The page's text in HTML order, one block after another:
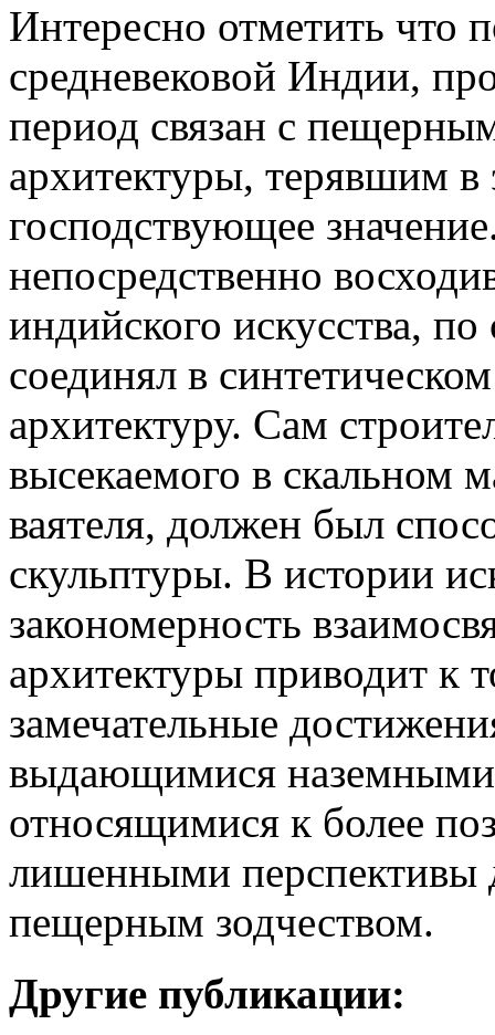
Интересно отметить что
средневековой Индии,
период связан с
архитектуры, терявшим в
господствующее
непосредственно
индийского искусства,
соединял в
архитектуру. Сам
высекаемого в скальном
ваятеля, должен был
скульптуры. В истории
закономерность
архитектуры приводит к
замечательные
выдающимися
относящимися к более
лишенными перспективы
пещерным зодчеством.
Другие публикации: